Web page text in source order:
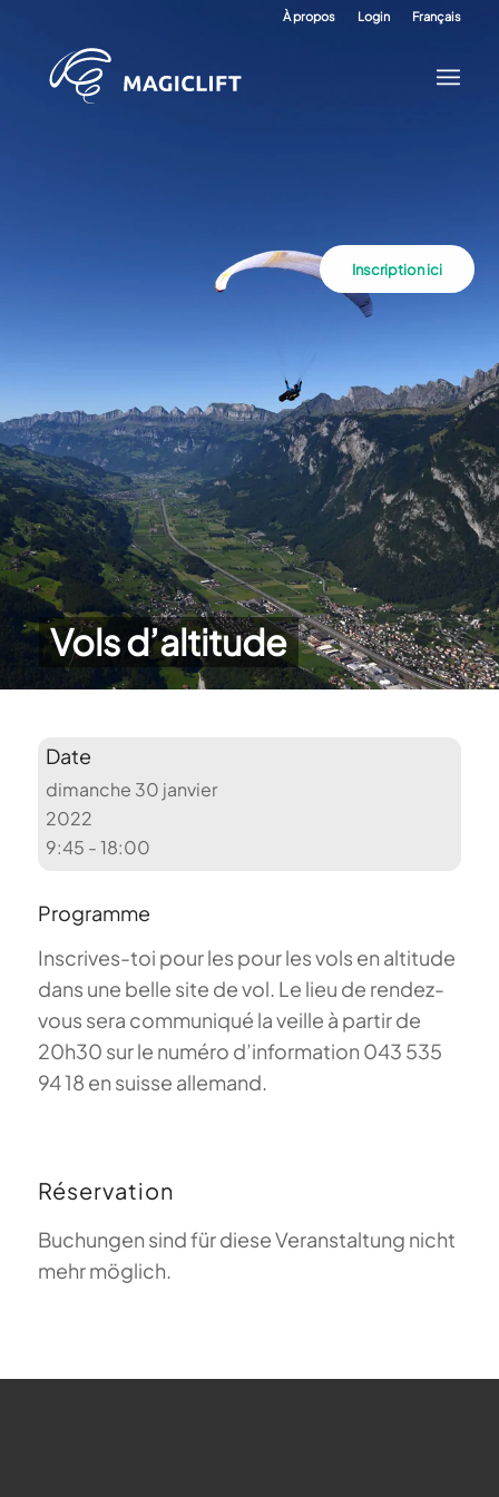
À propos Login Français
Vols d’altitude
Inscription ici
Date
dimanche 30 janvier
2022
9:45 - 18:00
Programme
Inscrives-toi pour les pour les vols en altitude
dans une belle site de vol. Le lieu de rendez-
vous sera communiqué la veille à partir de
20h30 sur le numéro d’information 043 535
94 18 en suisse allemand.
Réservation
Buchungen sind für diese Veranstaltung nicht
mehr möglich.